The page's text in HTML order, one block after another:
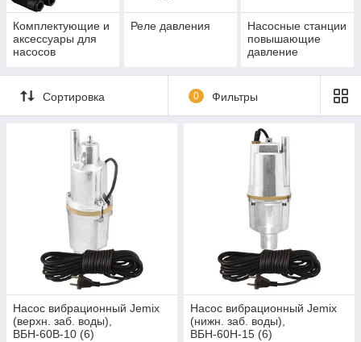
Комплектующие и
аксессуары для
насосов
Реле давления
Насосные станции
повышающие
давление
Сортировка 0 Фильтры
Насос вибрационный Jemix
(верхн. заб. воды),
ВБН-60В-10 (6)
Насос вибрационный Jemix
(нижн. заб. воды),
ВБН-60Н-15 (6)